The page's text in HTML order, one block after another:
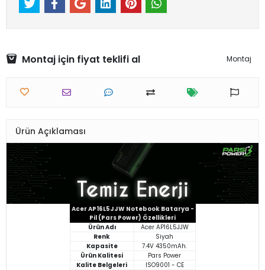
Montaj için fiyat teklifi al Montaj
Ürün Açıklaması
Acer AP16L5JJW Notebook Batarya -
Pil (Pars Power) Özellikleri
Ürün Adı
Acer AP16L5JJW
Renk
Siyah
Kapasite
7.4V 4350mAh.
Ürün Kalitesi
Pars Power
Kalite Belgeleri
ISO9001 - CE